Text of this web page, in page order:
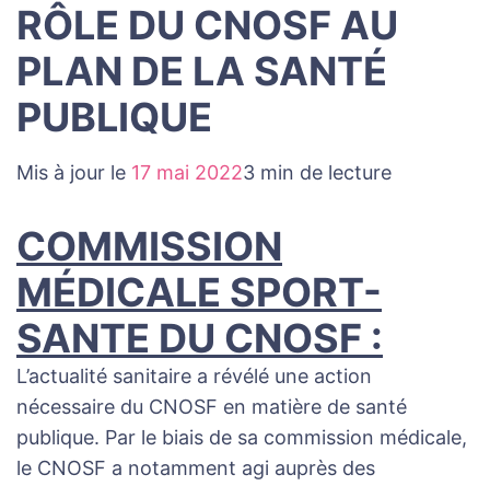
RÔLE DU CNOSF AU
PLAN DE LA SANTÉ
PUBLIQUE
Mis à jour le 17 mai 20223 min de lecture
COMMISSION
MÉDICALE SPORT-
SANTE DU CNOSF :
L’actualité sanitaire a révélé une action
nécessaire du CNOSF en matière de santé
publique. Par le biais de sa commission médicale,
le CNOSF a notamment agi auprès des